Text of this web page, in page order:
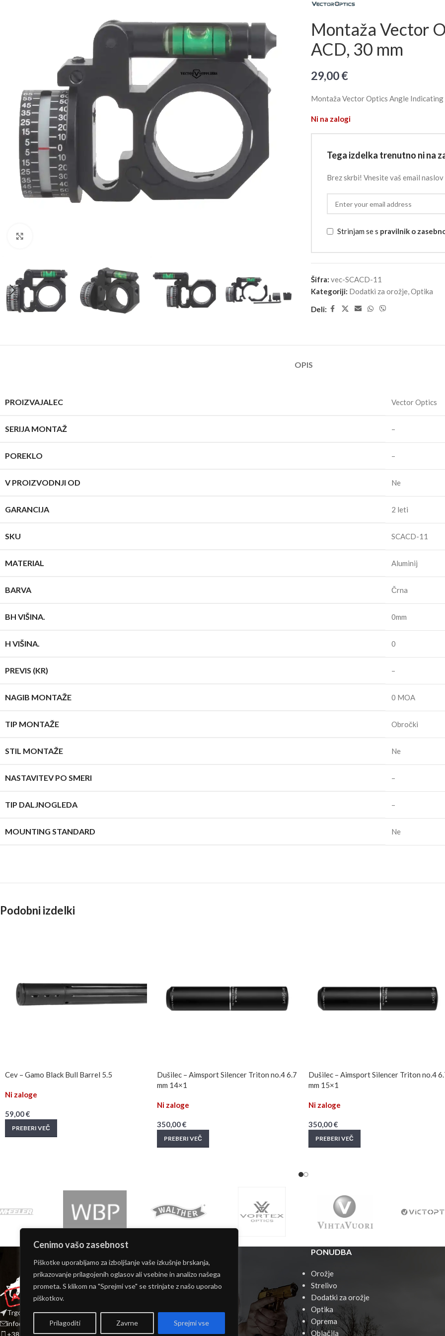
Cenimo vašo zasebnost
Piškotke uporabljamo za izboljšanje vaše izkušnje brskanja,
prikazovanje prilagojenih oglasov ali vsebine in analizo našega
prometa. S klikom na "Sprejmi vse" se strinjate z našo uporabo
piškotkov.
Prilagoditi Zavrne Sprejmi vse
Montaža Vector
ACD, 30 mm
29,00€
Montaža Vector Optics Angle Indicating
Ni na zalogi
Tega izdelka trenutno ni na
Brez skrbi! Vnesite vaš email
Strinjam se s pravilnik o
Šifra: vec-SCACD-11
Kategoriji: Dodatki za orožje,Optika
Deli:
OPIS
PROIZVAJALEC Vector Optics
SERIJA MONTAŽ –
POREKLO –
V PROIZVODNJI OD Ne
GARANCIJA 2 leti
SKU SCACD-11
MATERIAL Aluminij
BARVA Črna
BH VIŠINA. 0mm
H VIŠINA. 0
PREVIS (KR) –
NAGIB MONTAŽE 0 MOA
TIP MONTAŽE Obročki
STIL MONTAŽE Ne
NASTAVITEV PO SMERI –
TIP DALJNOGLEDA –
MOUNTING STANDARD Ne
Podobni izdelki
Cev – Gamo Black Bull Barrel 5.5
Ni zaloge
59,00€
PREBERI VEČ
Dušilec – Aimsport Silencer Triton no.4 6.7
mm 14×1
Ni zaloge
350,00€
PREBERI VEČ
Dušilec – Aimsport Silencer Triton no.4
mm 15×1
Ni zaloge
350,00€
PREBERI VEČ
Trgovina: Stari trg 5 8210 Trebnje
info@polenartacticalarmory.com
Moj račun
O nas
Pogoji poslovanja
Pravilnik o zasebnosti
PONUDBA
Orožje
Strelivo
Dodatki za orožje
Optika
Oprema
Oblačila